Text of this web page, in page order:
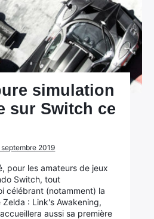
simulation
sur Switch ce
2019
pour les amateurs de jeux
Switch, tout
célébrant (notamment) la
: Link's Awakening,
aussi sa première